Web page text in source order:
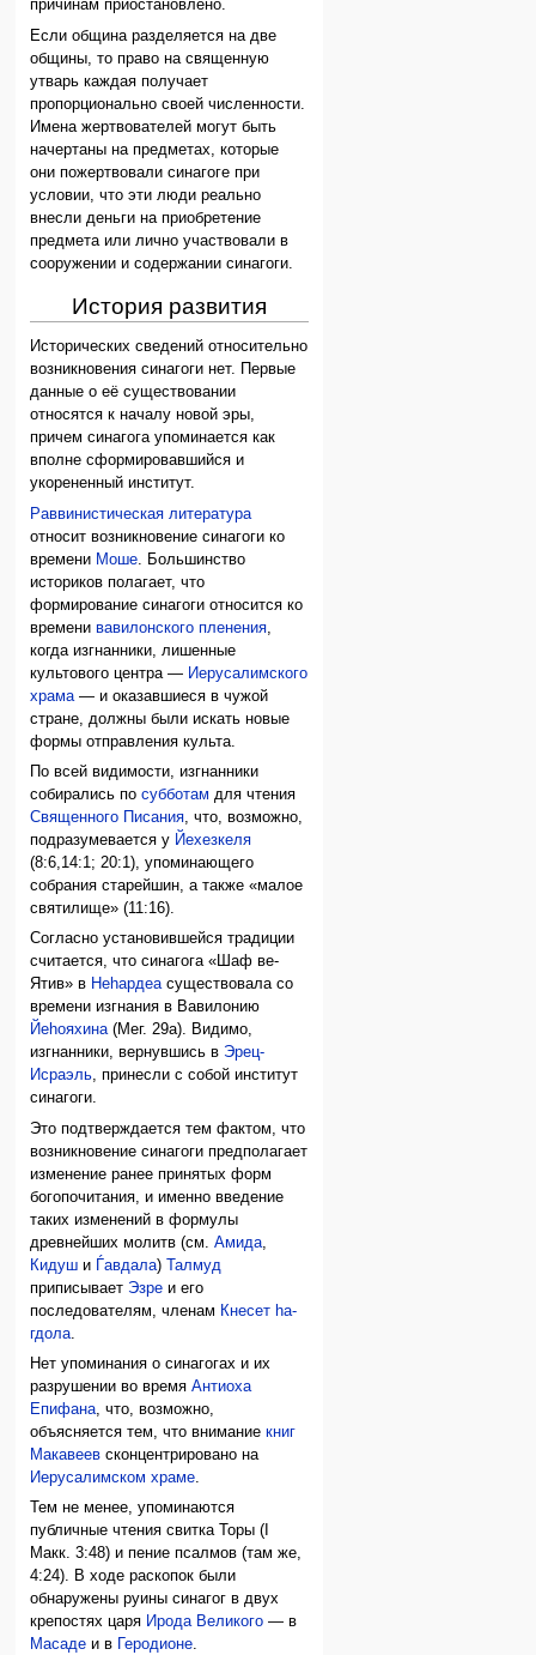
причинам приостановлено.
Если община разделяется на две
общины, то право на священную
утварь каждая получает
пропорционально своей численности.
Имена жертвователей могут быть
начертаны на предметах, которые
они пожертвовали синагоге при
условии, что эти люди реально
внесли деньги на приобретение
предмета или лично участвовали в
сооружении и содержании синагоги.
История развития
Исторических сведений относительно
возникновения синагоги нет. Первые
данные о её существовании
относятся к началу новой эры,
причем синагога упоминается как
вполне сформировавшийся и
укорененный институт.
Раввинистическая литература
относит возникновение синагоги ко
времени Моше . Большинство
историков полагает, что
формирование синагоги относится ко
временивавилонского пленения
когда изгнанники, лишенные
культового центра — Иерусалимского
храма — и оказавшиеся в чужой
стране, должны были искать новые
формы отправления культа.
По всей видимости, изгнанники
собирались посубботам для чтения
Священного Писания, что, возможно,
подразумевается у Йехезкеля
(8:6,14:1; 20:1), упоминающего
собрания старейшин, а также «малое
святилище» (11:16).
Согласно установившейся традиции
считается, что синагога «Шаф ве-
Ятив» в Неhардеасуществовала со
времени изгнания в Вавилонию
Йеhояхина(Мег. 29а). Видимо,
изгнанники, вернувшись в Эрец-
Исраэль, принесли с собой институт
синагоги.
Это подтверждается тем фактом, что
возникновение синагоги предполагает
изменение ранее принятых форм
богопочитания, и именно введение
таких изменений в формулы
древнейших молитв (см.Амида
Кидуш и Ѓавдала)Талмуд
приписывает Эзре и его
последователям, членам Кнесет hа-
гдола
Нет упоминания о синагогах и их
разрушении во времяАнтиоха
Епифана, что, возможно,
объясняется тем, что вниманиекниг
Макавеев сконцентрировано на
Иерусалимском храме.
Тем не менее, упоминаются
публичные чтения свитка Торы (I
Макк. 3:48) и пение псалмов (там же,
4:24). В ходе раскопок были
обнаружены руины синагог в двух
крепостях царя Ирода Великого — в
Масаде и в Геродионе.